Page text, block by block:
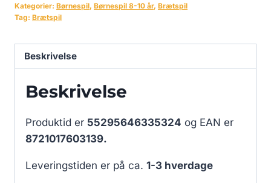
Kategorier: Børnespil, Børnespil 8-10 år, Brætspil
Tag: Brætspil
Beskrivelse
Beskrivelse
Produktid er 55295646335324 og EAN er
8721017603139.
Leveringstiden er på ca. 1-3 hverdage